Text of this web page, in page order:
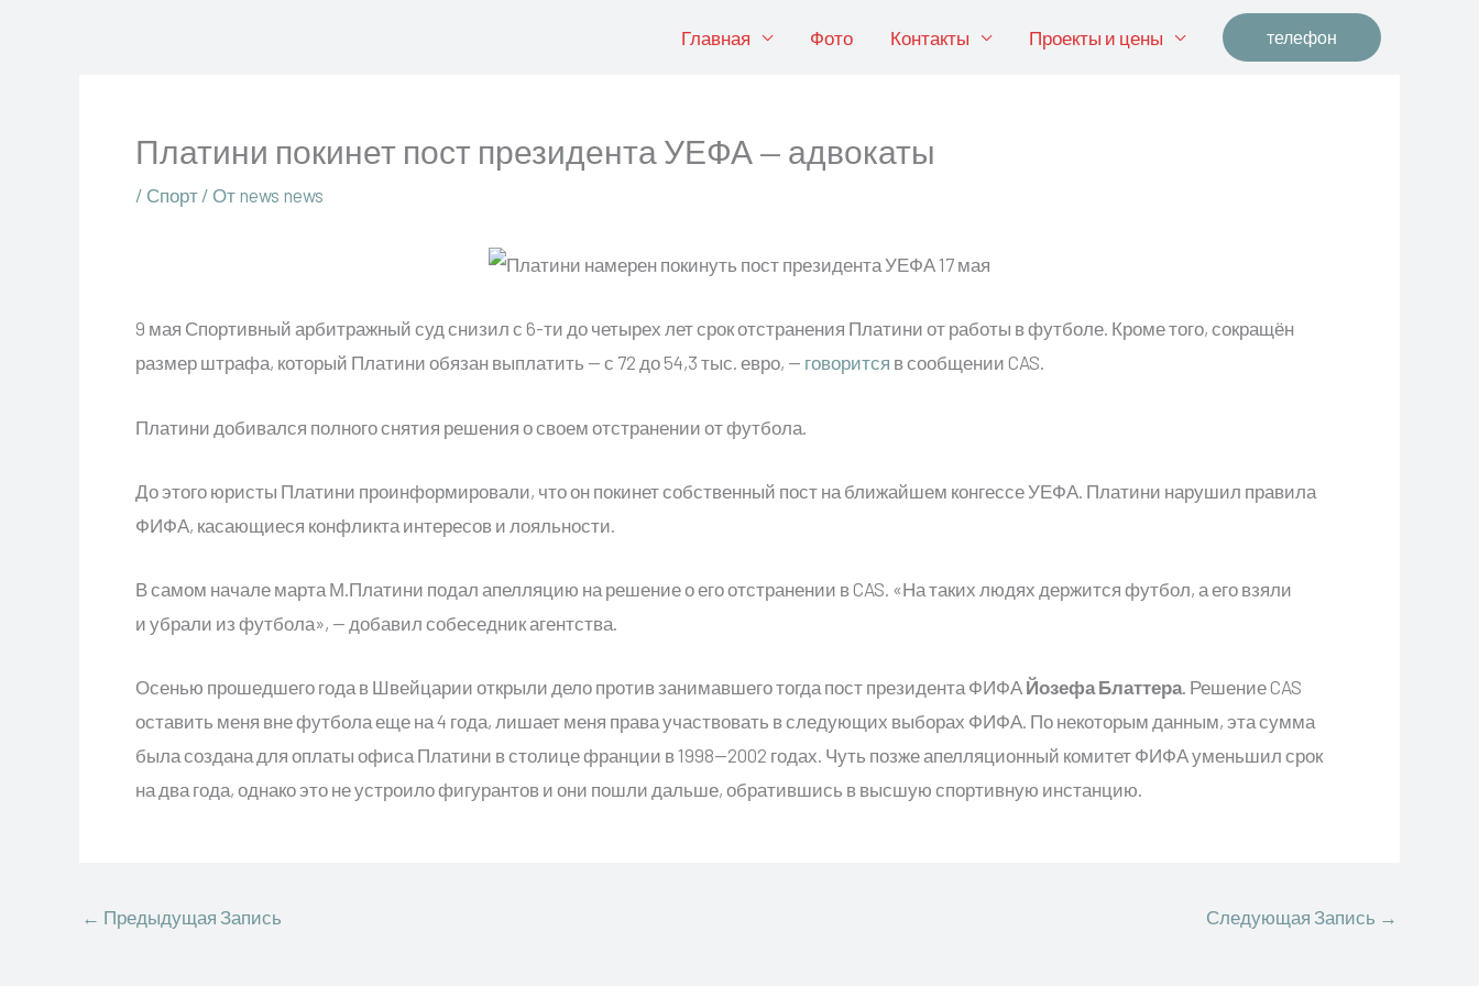
Главная Фото Контакты Проекты и цены телефон
Платини покинет пост президента УЕФА — адвокаты
/ Спорт / От news news
9 мая Спортивный арбитражный суд снизил с 6-ти до четырех лет срок отстранения Платини от работы в футболе. Кроме того, сокращён
размер штрафа, который Платини обязан выплатить — с 72 до 54,3 тыс. евро, — говорится в сообщении CAS.
Платини добивался полного снятия решения о своем отстранении от футбола.
До этого юристы Платини проинформировали, что он покинет собственный пост на ближайшем конгессе УЕФА. Платини нарушил правила
ФИФА, касающиеся конфликта интересов и лояльности.
В самом начале марта М.Платини подал апелляцию на решение о его отстранении в CAS. «На таких людях держится футбол, а его взяли
и убрали из футбола», — добавил собеседник агентства.
Осенью прошедшего года в Швейцарии открыли дело против занимавшего тогда пост президента ФИФА Йозефа Блаттера. Решение CAS
оставить меня вне футбола еще на 4 года, лишает меня права участвовать в следующих выборах ФИФА. По некоторым данным, эта сумма
была создана для оплаты офиса Платини в столице франции в 1998—2002 годах. Чуть позже апелляционный комитет ФИФА уменьшил срок
на два года, однако это не устроило фигурантов и они пошли дальше, обратившись в высшую спортивную инстанцию.
← Предыдущая Запись Следующая Запись →